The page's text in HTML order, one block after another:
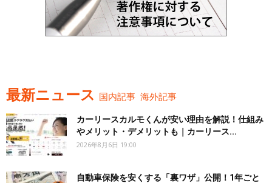
最新ニュース 国内記事 海外記事
カーリースカルモくんが安い理由を解説！仕組み
やメリット・デメリットも｜カーリース...
2026年8月6日 19:00
自動車保険を安くする「裏ワザ」公開！1年ごと